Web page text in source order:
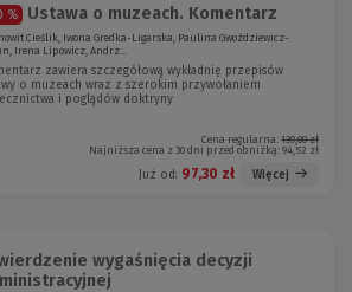
% Ustawa o muzeach. Komentarz
Cieślik, Iwona Gredka-Ligarska, Paulina Gwoździewicz-
Irena Lipowicz, Andrz...
zawiera szczegółową wykładnię przepisów
o muzeach wraz z szerokim przywołaniem
i poglądów doktryny
Cena regularna: 139,00 zł
Najniższa cena z 30 dni przed obniżką: 94,52 zł
Już od: 97,30 zł Więcej
wygaśnięcia decyzji